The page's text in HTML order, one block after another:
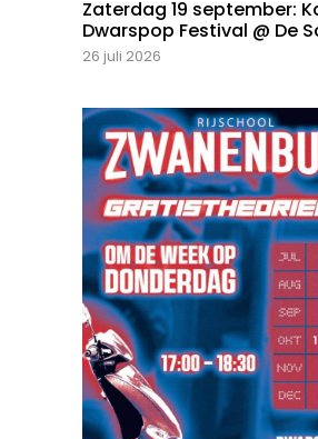
Zaterdag 19 september:
Dwarspop Festival @ De
26 juli 2026